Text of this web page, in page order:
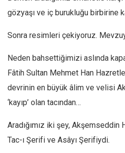
gözyaşı ve iç burukluğu birbirine
Sonra resimleri çekiyoruz.
Neden bahsettiğimizi aslında
Fâtih Sultan Mehmet Han
devrinin en büyük âlim ve velisi
‘kayıp’ olan tacından…
Aradığımız iki şey, Akşemseddin
Tac-ı Şerifi ve Asâyı Şerifiydi.